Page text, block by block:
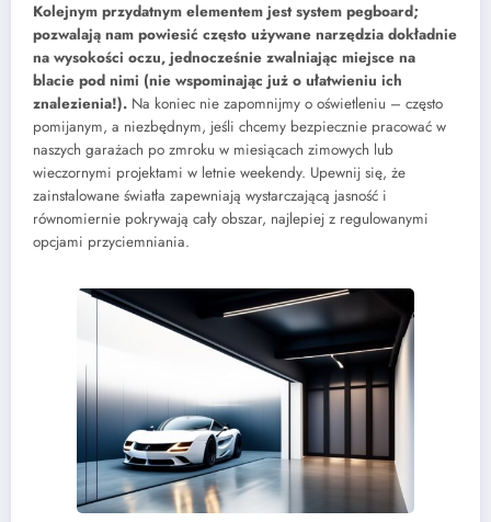
Kolejnym przydatnym elementem jest system pegboard;
pozwalają nam powiesić często używane narzędzia dokładnie
na wysokości oczu, jednocześnie zwalniając miejsce na
blacie pod nimi (nie wspominając już o ułatwieniu ich
znalezienia!). Na koniec nie zapomnijmy o oświetleniu – często
pomijanym, a niezbędnym, jeśli chcemy bezpiecznie pracować w
naszych garażach po zmroku w miesiącach zimowych lub
wieczornymi projektami w letnie weekendy. Upewnij się, że
zainstalowane światła zapewniają wystarczającą jasność i
równomiernie pokrywają cały obszar, najlepiej z regulowanymi
opcjami przyciemniania.